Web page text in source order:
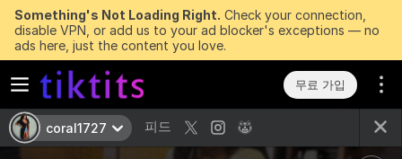
Something's Not Loading Right. Check your connection,
disable VPN, or add us to your ad blocker's exceptions — no
ads here, just the content you love.
무료 가입
coral1727 피드